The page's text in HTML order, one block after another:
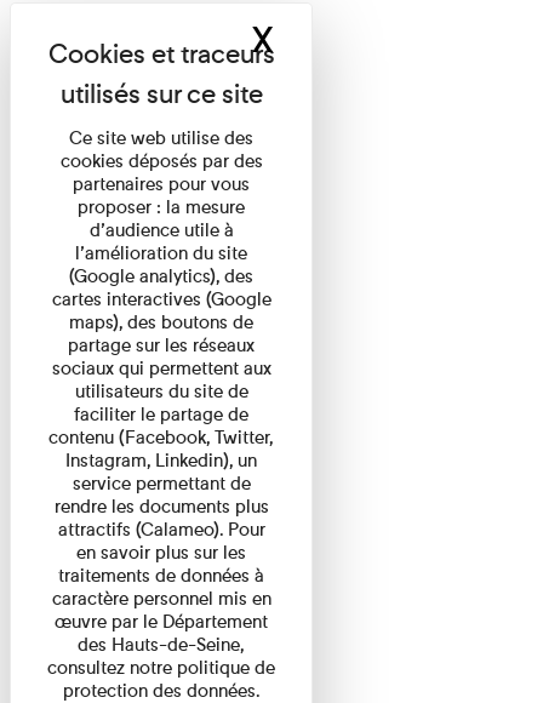
Ce site web utilise des
cookies déposés par des
partenaires pour vous
proposer : la mesure
d’audience utile à
l’amélioration du site
(Google analytics), des
cartes interactives (Google
maps), des boutons de
partage sur les réseaux
sociaux qui permettent aux
utilisateurs du site de
faciliter le partage de
contenu (Facebook, Twitter,
Instagram, Linkedin), un
service permettant de
rendre les documents plus
attractifs (Calameo). Pour
en savoir plus sur les
traitements de données à
caractère personnel mis en
œuvre par le Département
des Hauts-de-Seine,
consultez notre politique de
protection des données.
XMasquer le